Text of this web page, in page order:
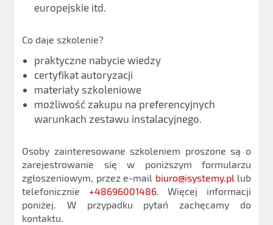
europejskie itd.
Co daje szkolenie?
praktyczne nabycie wiedzy
certyfikat autoryzacji
materiały szkoleniowe
możliwość zakupu na preferencyjnych
warunkach zestawu instalacyjnego.
Osoby zainteresowane szkoleniem proszone są o
zarejestrowanie się w poniższym formularzu
zgłoszeniowym, przez e-mail biuro@isystemy.pllub
telefonicznie +48696001486. Więcej informacji
poniżej. W przypadku pytań zachęcamy do
kontaktu.